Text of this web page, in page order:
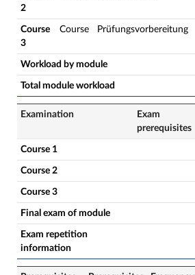
2
Course
3
Course Prüfungsvorbereitung
Workload by module
Total module workload
Examination
Exam
prerequisites
Course 1
Course 2
Course 3
Final exam of module
Exam repetition
information